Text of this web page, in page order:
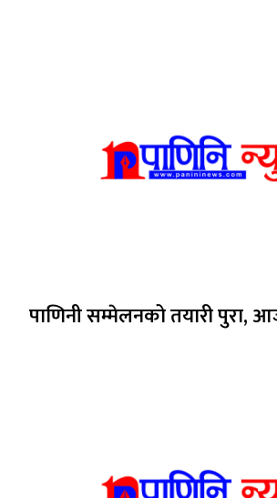
पाणिनी सम्मेलनको तयारी पुरा,